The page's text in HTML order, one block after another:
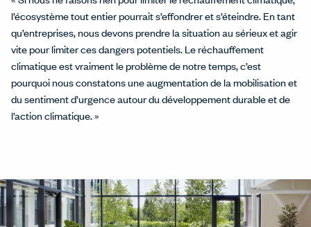
l’écosystème tout entier pourrait s’effondrer et s’éteindre. En tant
qu’entreprises, nous devons prendre la situation au sérieux et agir
vite pour limiter ces dangers potentiels. Le réchauffement
climatique est vraiment le problème de notre temps, c’est
pourquoi nous constatons une augmentation de la mobilisation et
du sentiment d’urgence autour du développement durable et de
l’action climatique. »